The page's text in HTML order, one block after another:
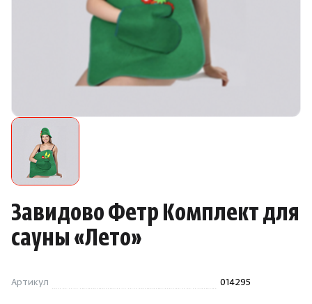
Камни для печей
Комплектующие
Запчасти
Отопление
Для хаммама
Аксессуары для печей
Ароматы
Завидово Фетр Комплект для
сауны «Лето»
Артикул 014295